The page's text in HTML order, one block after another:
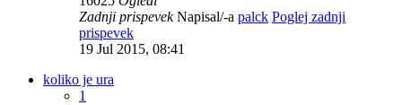
Zadnji prispevekNapisal/-a palck Poglej zadnji
prispevek
19 Jul 2015, 08:41
koliko je ura
1